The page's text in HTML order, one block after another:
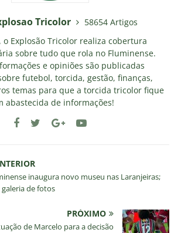
Tricolor
58654 Artigos
o Explosão Tricolor realiza cobertura
sobre tudo que rola no Fluminense.
e opiniões são publicadas
futebol, torcida, gestão, finanças,
temas para que a torcida tricolor fique
abastecida de informações!
inaugura novo museu nas Laranjeiras;
galeria de fotos
PRÓXIMO
de Marcelo para a decisão